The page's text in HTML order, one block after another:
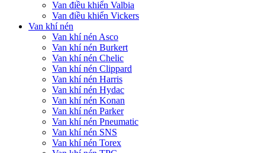
Van điều khiển Valbia
Van điều khiển Vickers
Van khí nén
Van khí nén Asco
Van khí nén Burkert
Van khí nén Chelic
Van khí nén Clippard
Van khí nén Harris
Van khí nén Hydac
Van khí nén Konan
Van khí nén Parker
Van khí nén Pneumatic
Van khí nén SNS
Van khí nén Torex